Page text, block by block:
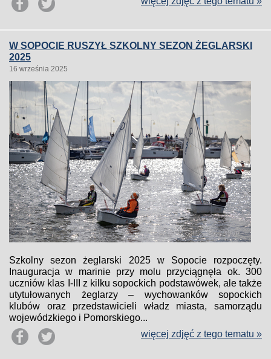
W SOPOCIE RUSZYŁ SZKOLNY SEZON ŻEGLARSKI
2025
16 września 2025
Szkolny sezon żeglarski 2025 w Sopocie rozpoczęty.
Inauguracja w marinie przy molu przyciągnęła ok. 300
uczniów klas I-III z kilku sopockich podstawówek, ale także
utytułowanych żeglarzy – wychowanków sopockich
klubów oraz przedstawicieli władz miasta, samorządu
wojewódzkiego i Pomorskiego...
więcej zdjęć z tego tematu »